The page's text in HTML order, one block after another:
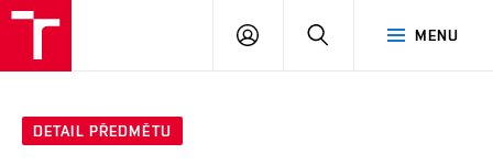
MENU
PŘIHLÁSIT
DETAIL PŘEDMĚTU